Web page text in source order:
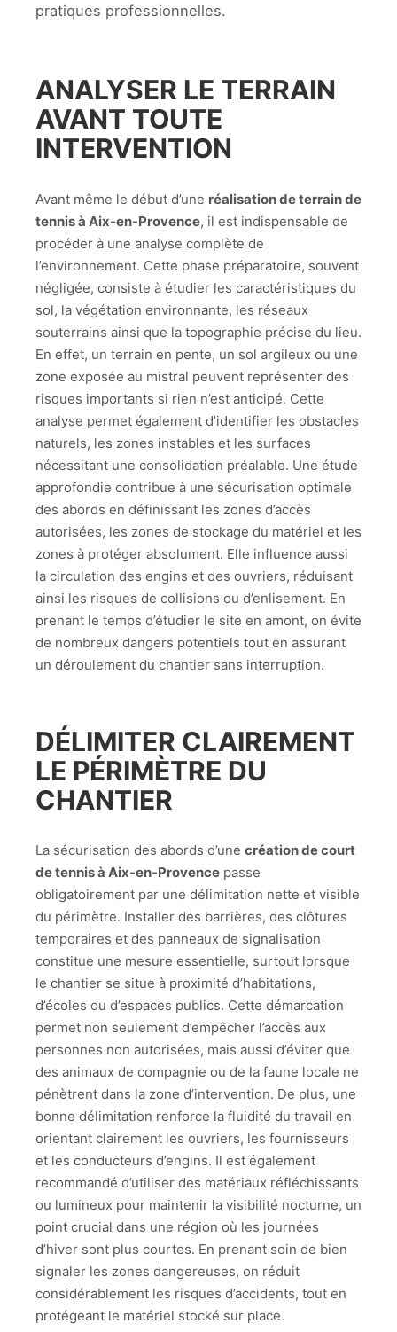
pratiques professionnelles.
ANALYSER LE TERRAIN
AVANT TOUTE
INTERVENTION
Avant même le début d’une réalisation de terrain de
tennis à Aix-en-Provence, il est indispensable de
procéder à une analyse complète de
l’environnement. Cette phase préparatoire, souvent
négligée, consiste à étudier les caractéristiques du
sol, la végétation environnante, les réseaux
souterrains ainsi que la topographie précise du lieu.
En effet, un terrain en pente, un sol argileux ou une
zone exposée au mistral peuvent représenter des
risques importants si rien n’est anticipé. Cette
analyse permet également d’identifier les obstacles
naturels, les zones instables et les surfaces
nécessitant une consolidation préalable. Une étude
approfondie contribue à une sécurisation optimale
des abords en définissant les zones d’accès
autorisées, les zones de stockage du matériel et les
zones à protéger absolument. Elle influence aussi
la circulation des engins et des ouvriers, réduisant
ainsi les risques de collisions ou d’enlisement. En
prenant le temps d’étudier le site en amont, on évite
de nombreux dangers potentiels tout en assurant
un déroulement du chantier sans interruption.
DÉLIMITER CLAIREMENT
LE PÉRIMÈTRE DU
CHANTIER
La sécurisation des abords d’une création de court
de tennis à Aix-en-Provence passe
obligatoirement par une délimitation nette et visible
du périmètre. Installer des barrières, des clôtures
temporaires et des panneaux de signalisation
constitue une mesure essentielle, surtout lorsque
le chantier se situe à proximité d’habitations,
d’écoles ou d’espaces publics. Cette démarcation
permet non seulement d’empêcher l’accès aux
personnes non autorisées, mais aussi d’éviter que
des animaux de compagnie ou de la faune locale ne
pénètrent dans la zone d’intervention. De plus, une
bonne délimitation renforce la fluidité du travail en
orientant clairement les ouvriers, les fournisseurs
et les conducteurs d’engins. Il est également
recommandé d’utiliser des matériaux réfléchissants
ou lumineux pour maintenir la visibilité nocturne, un
point crucial dans une région où les journées
d’hiver sont plus courtes. En prenant soin de bien
signaler les zones dangereuses, on réduit
considérablement les risques d’accidents, tout en
protégeant le matériel stocké sur place.